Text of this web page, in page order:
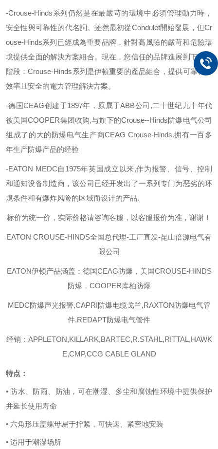
-Crouse-Hinds系列仍然是在最嚴苛的環境中必須管理動力時，
安全性與可靠性的代名詞。雖然最初從Condulet開始發展，但Cr
ouse-Hinds系列已經成為重要品牌，針對高風險的嚴苛和危險環
境提供全面的解決方案組合。現在，您信任的品牌進展到下一個
階段：Crouse-Hinds系列是伊頓重要的產品組合，提供可靠、有
效率且安全的電力管理解決方案。
-德国CEAG创建于1897年，原属于ABB公司 ,二十世纪九十年代
被美国COOPER集团收购,与旗下的Crouse--Hinds防爆电气公司
组成了的大的防爆电气生产商CEAG Crouse-Hinds.拥有一百多
年生产防爆产品的经验
-EATON MEDC自 1975年英国成立以来,作为报警、信号、控制
和通知设备制造商，该公司已经开发出了一系列专门为恶劣的环
境条件和有爆炸风险的区域而设计的产品.
标价为统一价，实际价格请咨询客服，以客服报价为准，谢谢！
EATON CROUSE-HINDS全国总代理-工厂直发-昆山倍源电气有
限公司
EATON伊顿产品涵盖：德国CEAG防爆，美国CROUSE-HINDS
防爆，COOPER库柏防爆
MEDC防爆声光报警,CAPRI防爆电缆戈兰,RAXTON防爆电气管
件,REDAPT防爆电气管件
经销： APPLETON,KILLARK,BARTEC,R.STAHL,RITTAL,HAWK
E,CMP,CCG CABLE GLAND
特点：
• 防水、防雨、防油，可在潮湿、多尘和腐蚀性环境中提供保护
并延长使用寿命
• 六角形压盖螺母易于拧紧，可快速、紧密地安装
• 适用于潮湿场所